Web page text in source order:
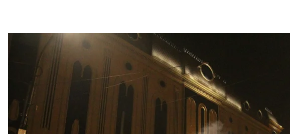
«Это большой прогресс, но очень плохо, что мы смогли достичь
«Кавказскому узлу».
Но в целом, протестующие настаивают на выполнении третьего
отставке министра внутренних дел. Вечером 24 июня пять
Но именно в вопросе с отставкой главы МВД власть оказалась
пленарном заседании парламента, представители
Гахария как эффективного правоохранителя,